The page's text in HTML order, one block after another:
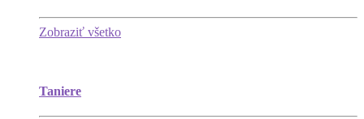
Zobraziť všetko
Taniere